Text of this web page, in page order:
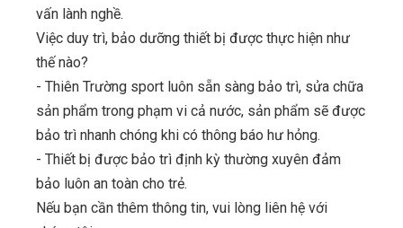
vấn lành nghề.
Việc duy trì, bảo dưỡng thiết bị được thực hiện như
thế nào?
- Thiên Trường sport luôn sẵn sàng bảo trì, sửa chữa
sản phẩm trong phạm vi cả nước, sản phẩm sẽ được
bảo trì nhanh chóng khi có thông báo hư hỏng.
- Thiết bị được bảo trì định kỳ thường xuyên đảm
bảo luôn an toàn cho trẻ.
Nếu bạn cần thêm thông tin, vui lòng liên hệ với